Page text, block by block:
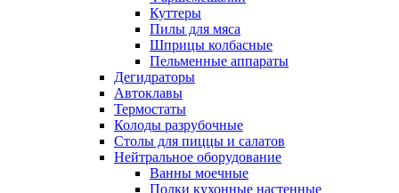
Куттеры
Пилы для мяса
Шприцы колбасные
Пельменные аппараты
Дегидраторы
Автоклавы
Термостаты
Колоды разрубочные
Столы для пиццы и салатов
Нейтральное оборудование
Ванны моечные
Полки кухонные настенные